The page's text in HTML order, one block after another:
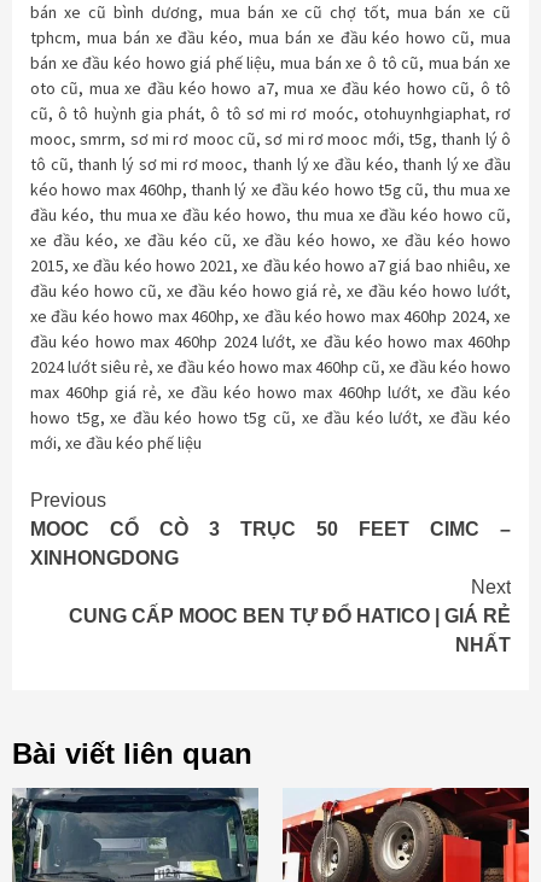
bán xe cũ bình dương, mua bán xe cũ chợ tốt,mua bán xe cũ
tphcm, mua bán xe đầu kéo,mua bán xe đầu kéo howo cũ,mua
bán xe đầu kéo howo giá phế liệu, mua bán xe ô tô cũ, mua bán xe
oto cũ, mua xe đầu kéo howo a7,mua xe đầu kéo howo cũ, ô tô
cũ,ô tô huỳnh gia phát,ô tô sơ mi rơ moóc, otohuynhgiaphat,rơ
mooc,smrm, sơ mi rơ mooc cũ,sơ mi rơ mooc mới,t5g,thanh lý ô
tô cũ,thanh lý sơ mi rơ mooc, thanh lý xe đầu kéo,thanh lý xe đầu
kéo howo max 460hp,thanh lý xe đầu kéo howo t5g cũ,thu mua xe
đầu kéo, thu mua xe đầu kéo howo, thu mua xe đầu kéo howo cũ,
xe đầu kéo, xe đầu kéo cũ, xe đầu kéo howo,xe đầu kéo howo
2015,xe đầu kéo howo 2021,xe đầu kéo howo a7 giá bao nhiêu,xe
đầu kéo howo cũ, xe đầu kéo howo giá rẻ,xe đầu kéo howo lướt,
xe đầu kéo howo max 460hp,xe đầu kéo howo max 460hp 2024,xe
đầu kéo howo max 460hp 2024 lướt,xe đầu kéo howo max 460hp
2024 lướt siêu rẻ, xe đầu kéo howo max 460hp cũ, xe đầu kéo howo
max 460hp giá rẻ, xe đầu kéo howo max 460hp lướt, xe đầu kéo
howo t5g,xe đầu kéo howo t5g cũ, xe đầu kéo lướt, xe đầu kéo
mới, xe đầu kéo phế liệu
Continue
Reading
Previous
MOOC CỔ CÒ 3 TRỤC 50 FEET CIMC –
XINHONGDONG
Next
CUNG CẤP MOOC BEN TỰ ĐỔ HATICO | GIÁ RẺ
NHẤT
Bài viết liên quan